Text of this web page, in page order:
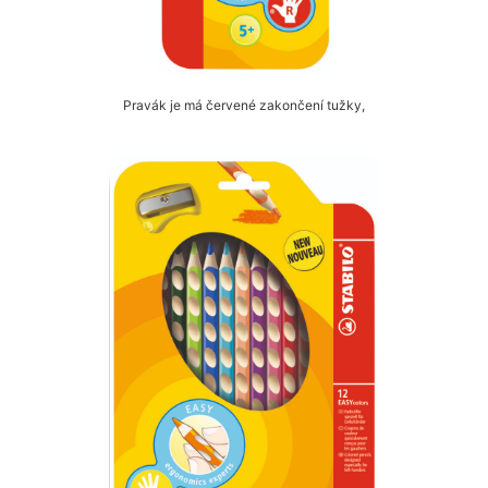
Pravák je má červené zakončení tužky,